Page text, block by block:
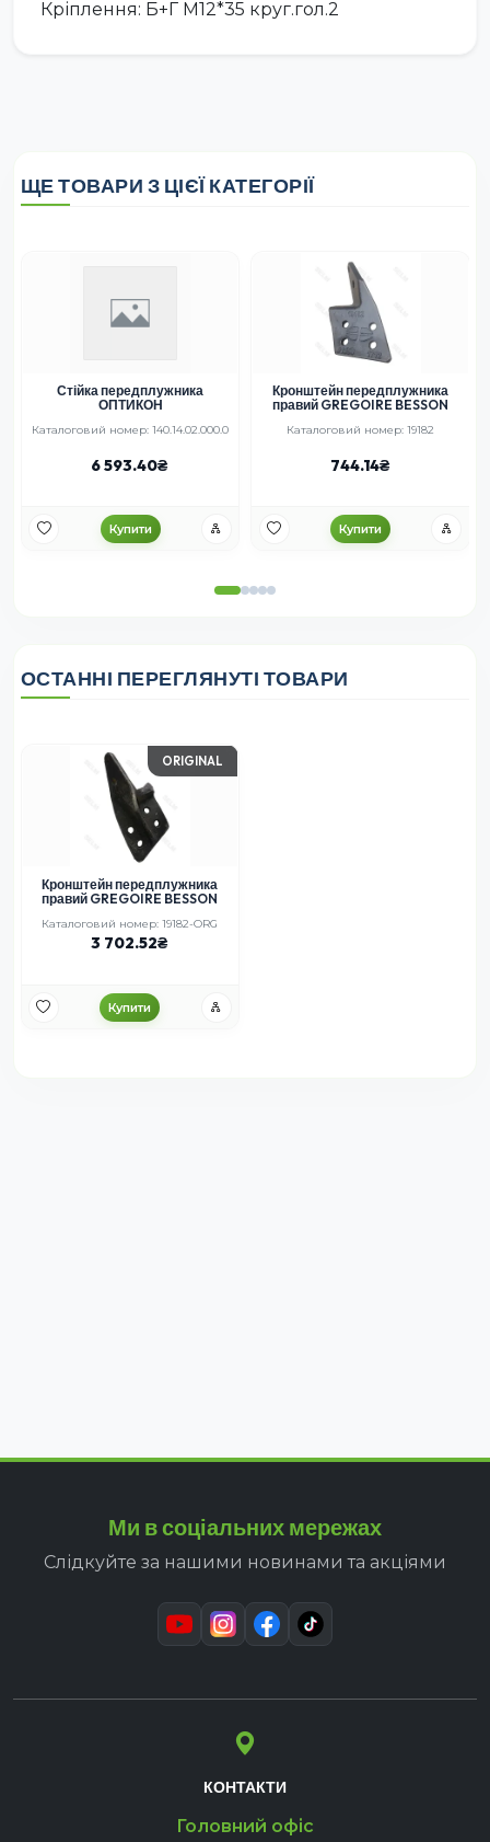
Кріплення: Б+Г М12*35 круг.гол.2
ЩЕ ТОВАРИ З ЦІЄЇ КАТЕГОРІЇ
Стійка передплужника
ОПТИКОН
Каталоговий номер: 140.14.02.000.0
6 593.40
Купити
Кронштейн передплужника
правий GREGOIRE BESSON
Каталоговий номер: 19182
744.14
Купити
ОСТАННІ ПЕРЕГЛЯНУТІ ТОВАРИ
ORIGINAL
Кронштейн передплужника
правий GREGOIRE BESSON
Каталоговий номер: 19182-ORG
3 702.52
Купити
Ми в соціальних мережах
Слідкуйте за нашими новинами та акціями
КОНТАКТИ
Головний офіс